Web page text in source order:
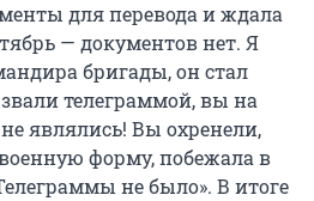
для перевода и ждала
— документов нет. Я
бригады, он стал
телеграммой, вы на
являлись! Вы охренели,
форму, побежала в
не было». В итоге